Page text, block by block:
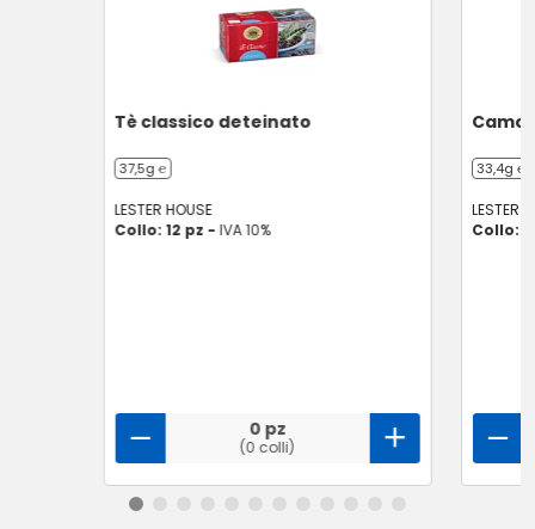
Tè classico deteinato
37,5g ℮
LESTER HOUSE
Collo: 12 pz - IVA 10%
0 pz
(0 colli)
33,4g ℮
LESTER
Collo: